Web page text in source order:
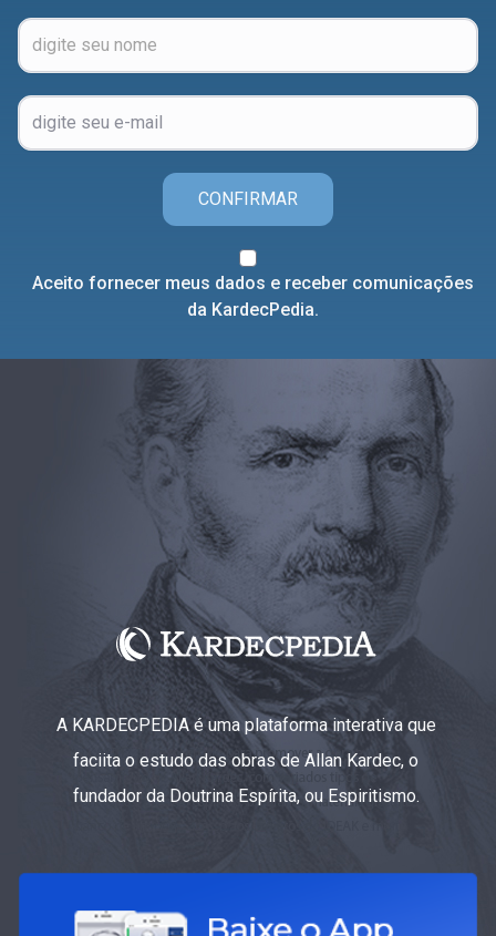
CONFIRMAR
Aceito fornecer meus dados e receber comunicações
da KardecPedia.
A KARDECPEDIA é uma plataforma interativa que
faciita o estudo das obras de Allan Kardec, o
fundador da Doutrina Espírita, ou Espiritismo.